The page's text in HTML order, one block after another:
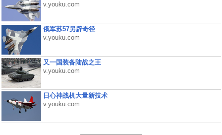
v.youku.com
俄军苏57另辟奇径
v.youku.com
又一国装备陆战之王
v.youku.com
日心神战机大量新技术
v.youku.com